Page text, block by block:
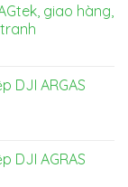
giao hàng,
DJI ARGAS
DJI AGRAS